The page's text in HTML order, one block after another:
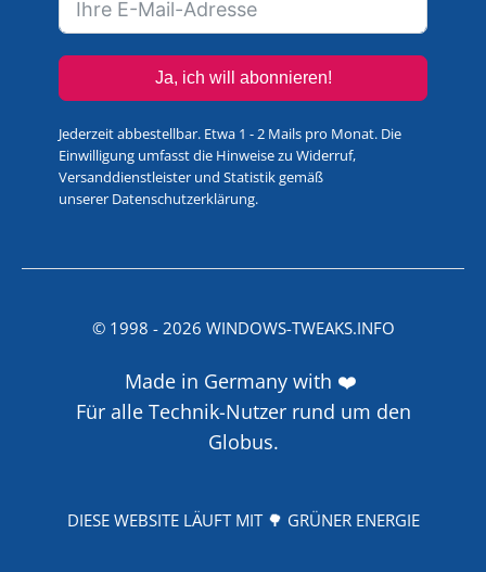
Ja, ich will abonnieren!
Jederzeit abbestellbar. Etwa 1 - 2 Mails pro Monat. Die
Einwilligung umfasst die Hinweise zu Widerruf,
Versanddienstleister und Statistik gemäß
unserer Datenschutzerklärung.
© 1998 - 2026 WINDOWS-TWEAKS.INFO
Made in Germany with ❤️
Für alle Technik-Nutzer rund um den
Globus.
DIESE WEBSITE LÄUFT MIT 🌳 GRÜNER ENERGIE